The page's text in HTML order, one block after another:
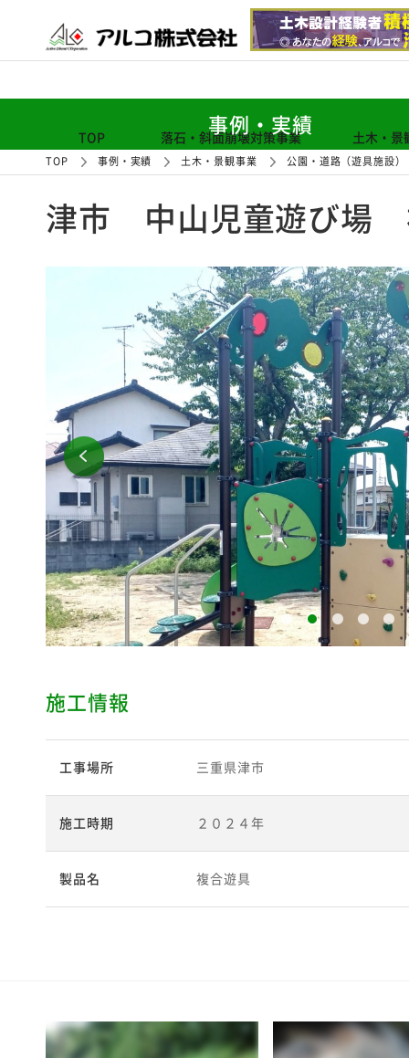
TOP 落石・斜面崩壊対策事業 土木・景
事例・実績
TOP 事例・実績 土木・景観事業 公園・道路（遊具施設）
津市 中山児童遊び場
施工情報
工事場所 三重県津市
施工時期 ２０２４年
製品名 複合遊具